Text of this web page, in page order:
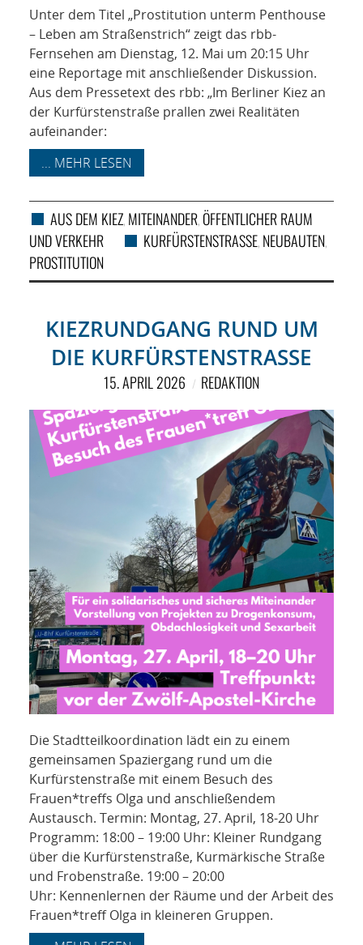
Unter dem Titel „Prostitution unterm Penthouse
– Leben am Straßenstrich“ zeigt das rbb-
Fernsehen am Dienstag, 12. Mai um 20:15 Uhr
eine Reportage mit anschließender Diskussion.
Aus dem Pressetext des rbb: „Im Berliner Kiez an
der Kurfürstenstraße prallen zwei Realitäten
aufeinander:
... MEHR LESEN
AUS DEM KIEZ, MITEINANDER, ÖFFENTLICHER RAUM
UND VERKEHR
KURFÜRSTENSTRASSE , NEUBAUTEN,
PROSTITUTION
KIEZRUNDGANG RUND UM
DIE KURFÜRSTENSTRASSE
15. APRIL 2026 REDAKTION
Die Stadtteilkoordination lädt ein zu einem
gemeinsamen Spaziergang rund um die
Kurfürstenstraße mit einem Besuch des
Frauen*treffs Olga und anschließendem
Austausch. Termin: Montag, 27. April, 18-20 Uhr
Programm: 18:00 – 19:00 Uhr: Kleiner Rundgang
über die Kurfürstenstraße, Kurmärkische Straße
und Frobenstraße. 19:00 – 20:00
Uhr: Kennenlernen der Räume und der Arbeit des
Frauen*treff Olga in kleineren Gruppen.